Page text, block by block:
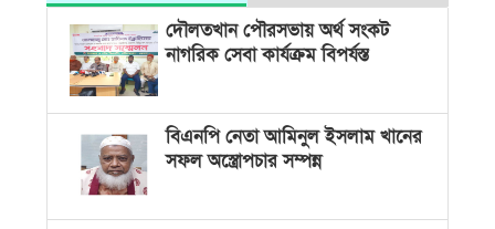
দৌলতখান পৌরসভায় অর্থ সংকট
নাগরিক সেবা কার্যক্রম বিপর্যস্ত
বিএনপি নেতা আমিনুল ইসলাম খানের
সফল অস্ত্রোপচার সম্পন্ন